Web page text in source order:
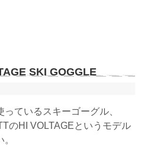
SKI GOGGLE
ているスキーゴーグル、
のHI VOLTAGEというモデル